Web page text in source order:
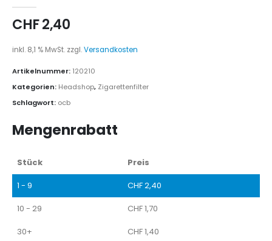
CHF2,40
inkl. 8,1 % MwSt. zzgl.Versandkosten
Artikelnummer: 120210
Kategorien: Headshop, Zigarettenfilter
Schlagwort: ocb
Mengenrabatt
Stück
Preis
1 - 9
CHF2,40
10 - 29
CHF1,70
30+
CHF1,40